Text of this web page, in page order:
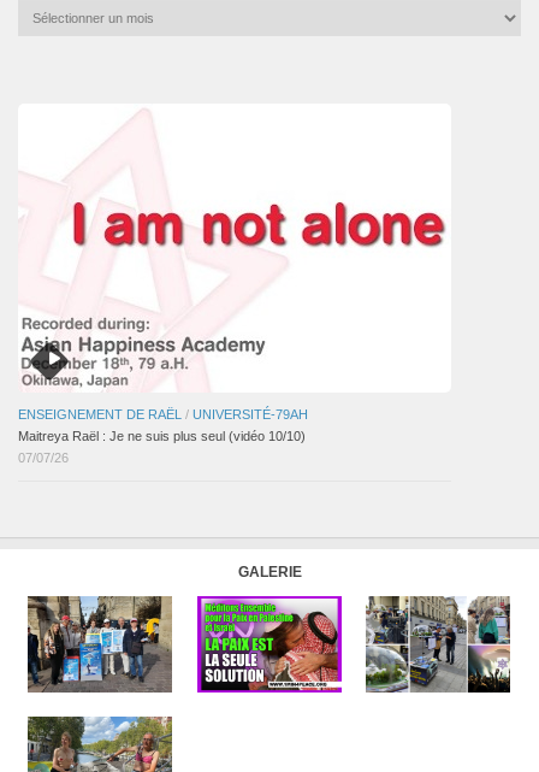
Archives
ENSEIGNEMENT DE RAËL / UNIVERSITÉ-79AH
Maitreya Raël : Je ne suis plus seul (vidéo 10/10)
07/07/26
GALERIE